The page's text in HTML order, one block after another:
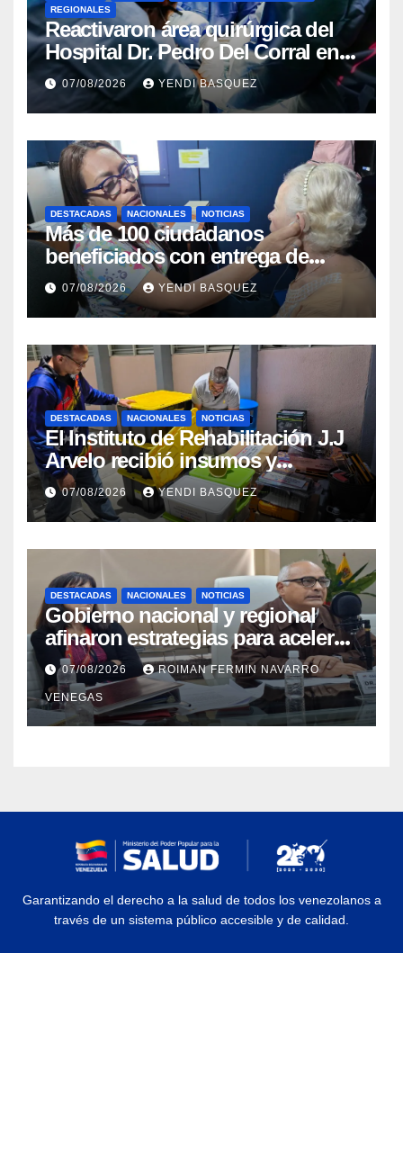
REGIONALES
Reactivaron área quirúrgica del
Hospital Dr. Pedro Del Corral en
Guárico
07/08/2026 YENDI BASQUEZ
DESTACADAS NACIONALES NOTICIAS
Más de 100 ciudadanos
beneficiados con entrega de
prótesis auditivas en el Centro de
Rehabilitación J.J. Arvelo
07/08/2026 YENDI BASQUEZ
DESTACADAS NACIONALES NOTICIAS
El Instituto de Rehabilitación J.J
Arvelo recibió insumos y
herramientas para la atención de
personas con discapacidad
07/08/2026 YENDI BASQUEZ
DESTACADAS NACIONALES NOTICIAS
Gobierno nacional y regional
afinaron estrategias para acelerar
la vacunación antirrábica en el
estado Zulia
07/08/2026 ROIMAN FERMIN NAVARRO
VENEGAS
Garantizando el derecho a la salud de todos los venezolanos a
través de un sistema público accesible y de calidad.